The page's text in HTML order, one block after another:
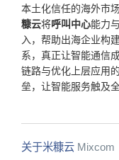
本土化信任的海外市
糠云将呼叫中心能力与
入，帮助出海企业构
系，真正让智能通信
链路与优化上层应用
垒，让智能服务触及
关于米糠云 Mixcom